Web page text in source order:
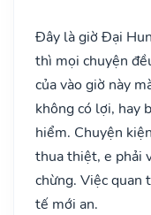
Đây là giờ Đại
thì mọi chuyện
của vào giờ này
không có lợi, hay
hiểm. Chuyện
thua thiệt, e phải
chừng. Việc quan
tế mới an.